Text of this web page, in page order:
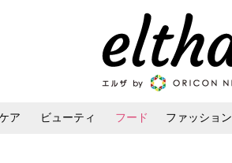
ア ビューティ フード ファッション